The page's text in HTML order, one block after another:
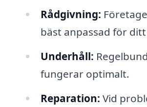
Rådgivning:
bäst anpassad för
Underhåll:
fungerar optimalt.
Reparation: Vid